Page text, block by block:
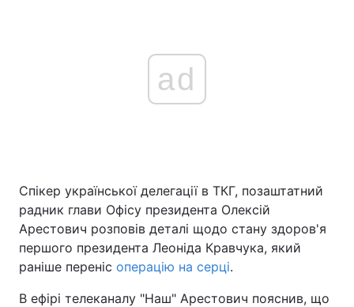
ad
Спікер української делегації в ТКГ, позаштатний
радник глави Офісу президента Олексій
Арестович розповів деталі щодо стану здоров'я
першого президента Леоніда Кравчука, який
раніше переніс операцію на серці.
В ефірі телеканалу "Наш" Арестович пояснив, що